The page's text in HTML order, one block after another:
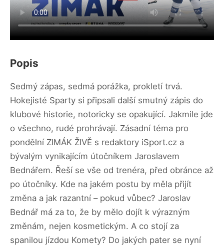
Popis
Sedmý zápas, sedmá porážka, prokletí trvá.
Hokejisté Sparty si připsali další smutný zápis do
klubové historie, notoricky se opakující. Jakmile jde
o všechno, rudé prohrávají. Zásadní téma pro
pondělní ZIMÁK ŽIVĚ s redaktory iSport.cz a
bývalým vynikajícím útočníkem Jaroslavem
Bednářem. Řeší se vše od trenéra, před obránce až
po útočníky. Kde na jakém postu by měla přijít
změna a jak razantní – pokud vůbec? Jaroslav
Bednář má za to, že by mělo dojít k výrazným
změnám, nejen kosmetickým. A co stojí za
spanilou jízdou Komety? Do jakých pater se nyní